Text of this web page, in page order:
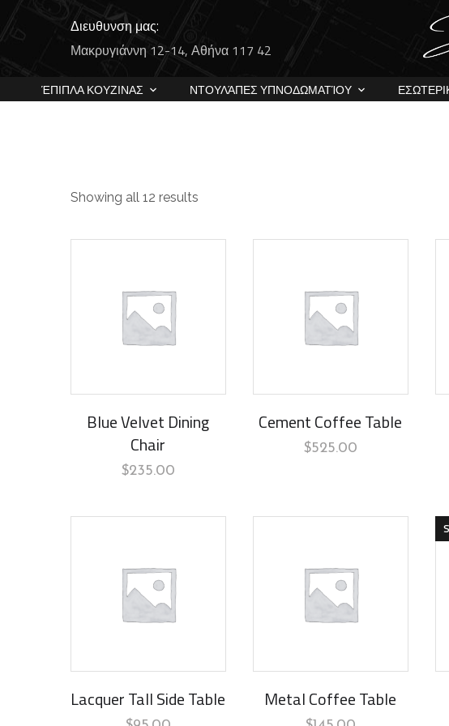
Διευθυνση μας:
Μακρυγιάννη 12-14, Αθήνα 117 42
ΈΠΙΠΛΑ ΚΟΥΖΙΝΑΣ ΝΤΟΥΛΆΠΕΣ ΥΠΝΟΔΩΜΑΤΊΟΥ
Showing all 12 results
Blue Velvet Dining
Chair
$235.00
Cement Coffee Table
$525.00
Lacquer Tall Side Table Metal Coffee Table